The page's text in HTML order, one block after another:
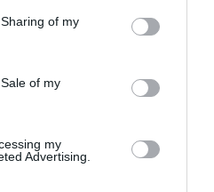
of my
of my
my
Advertising.
a székelyföldi
rátája